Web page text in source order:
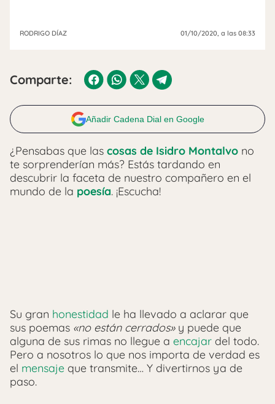
RODRIGO DÍAZ 01/10/2020 , a las 08:33
Comparte:
Añadir Cadena Dial en Google
¿Pensabas que las cosas de Isidro Montalvo no
te sorprenderían más? Estás tardando en
descubrir la faceta de nuestro compañero en el
mundo de la poesía. ¡Escucha!
Su gran honestidad le ha llevado a aclarar que
sus poemas «no están cerrados»y puede que
alguna de sus rimas no llegue a encajar del todo.
Pero a nosotros lo que nos importa de verdad es
el mensaje que transmite… Y divertirnos ya de
paso.